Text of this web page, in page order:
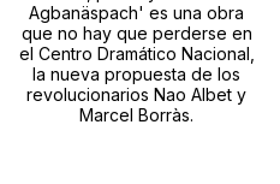
Agbanäspach' es una obra
que no hay que perderse en
el Centro Dramático Nacional,
la nueva propuesta de los
revolucionarios Nao Albet y
Marcel Borràs.